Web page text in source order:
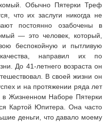
Обычно Пятерки Треф
что их заслуги никогда не
постоянно озабочены в
— это человек, который,
беспокойную и пытливую
направил их по
До 41-летнего возраста он
В своей жизни он
и на протяжении ряда лет
в Жизненном Наборе Пятерки
Картой Юпитера. Она часто
деньги, что давало моему